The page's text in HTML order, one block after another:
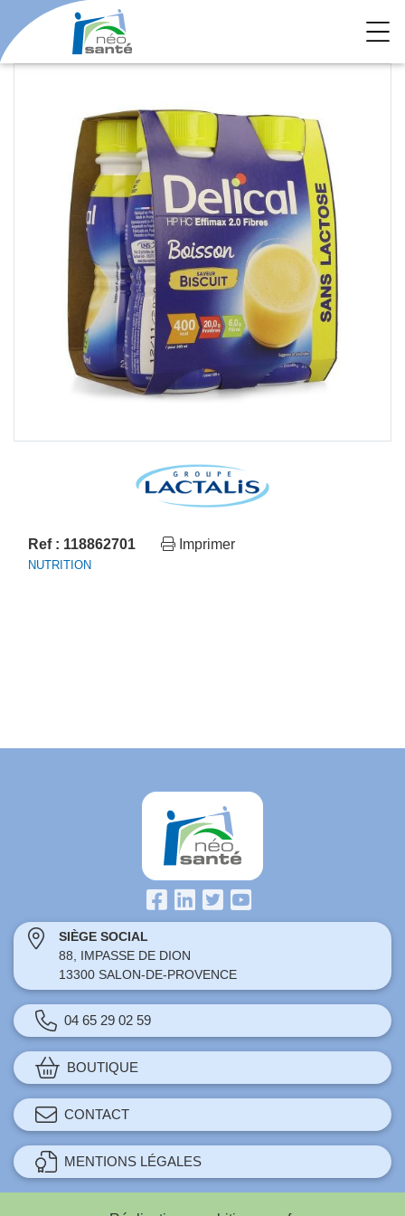
Ref : 118862701 Imprimer
NUTRITION
SIÈGE SOCIAL
88, IMPASSE DE DION
13300 SALON-DE-PROVENCE
04 65 29 02 59
BOUTIQUE
CONTACT
MENTIONS LÉGALES